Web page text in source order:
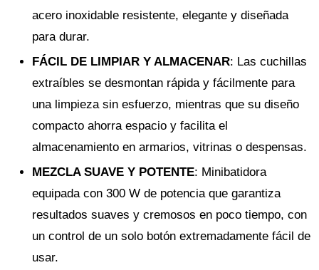
acero inoxidable resistente, elegante y diseñada
para durar.
FÁCIL DE LIMPIAR Y ALMACENAR: Las cuchillas
extraíbles se desmontan rápida y fácilmente para
una limpieza sin esfuerzo, mientras que su diseño
compacto ahorra espacio y facilita el
almacenamiento en armarios, vitrinas o despensas.
MEZCLA SUAVE Y POTENTE: Minibatidora
equipada con 300 W de potencia que garantiza
resultados suaves y cremosos en poco tiempo, con
un control de un solo botón extremadamente fácil de
usar.